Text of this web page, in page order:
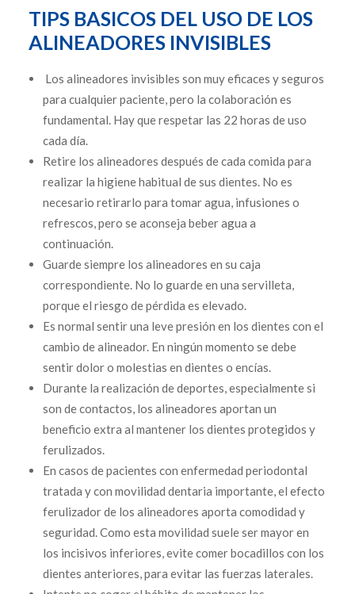
TIPS BASICOS DEL USO DE LOS
ALINEADORES INVISIBLES
Los alineadores invisibles son muy eficaces y seguros
para cualquier paciente, pero la colaboración es
fundamental. Hay que respetar las 22 horas de uso
cada día.
Retire los alineadores después de cada comida para
realizar la higiene habitual de sus dientes. No es
necesario retirarlo para tomar agua, infusiones o
refrescos, pero se aconseja beber agua a
continuación.
Guarde siempre los alineadores en su caja
correspondiente. No lo guarde en una servilleta,
porque el riesgo de pérdida es elevado.
Es normal sentir una leve presión en los dientes con el
cambio de alineador. En ningún momento se debe
sentir dolor o molestias en dientes o encías.
Durante la realización de deportes, especialmente si
son de contactos, los alineadores aportan un
beneficio extra al mantener los dientes protegidos y
ferulizados.
En casos de pacientes con enfermedad periodontal
tratada y con movilidad dentaria importante, el efecto
ferulizador de los alineadores aporta comodidad y
seguridad. Como esta movilidad suele ser mayor en
los incisivos inferiores, evite comer bocadillos con los
dientes anteriores, para evitar las fuerzas laterales.